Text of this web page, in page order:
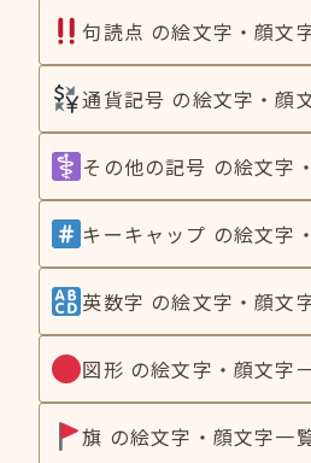
句読点 の絵文字・顔文
通貨記号 の絵文字・顔
その他の記号 の絵文字
キーキャップ の絵文字
英数字 の絵文字・顔文
図形 の絵文字・顔文字
旗 の絵文字・顔文字一